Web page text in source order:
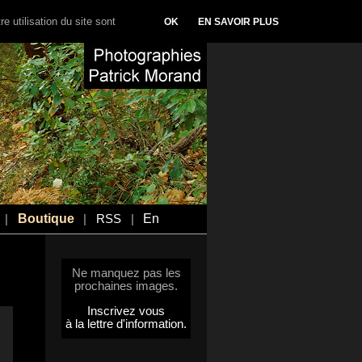
Boutique RSS En
Ne manquez pas les
prochaines images.
Inscrivez vous
à la lettre d'information.
utilisation du site sont OK EN SAVOIR PLUS